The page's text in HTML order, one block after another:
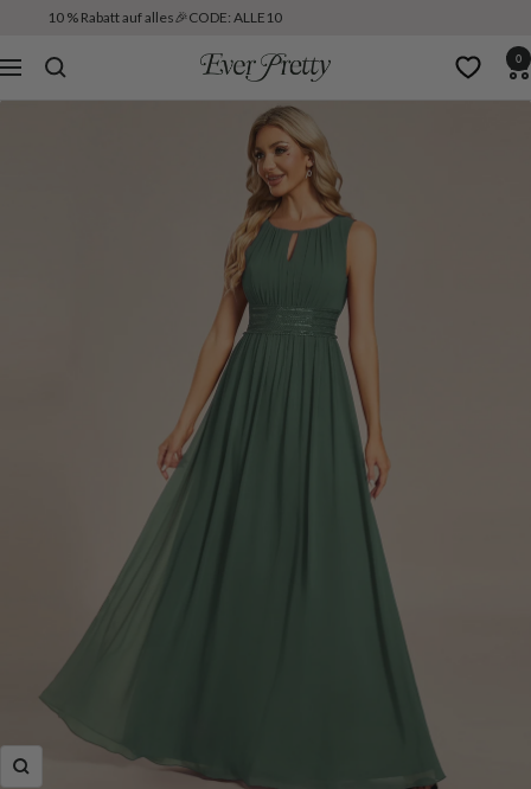
10 % Rabatt auf alles🎉CODE: ALLE10
Navigation
Ever
0
Zoom